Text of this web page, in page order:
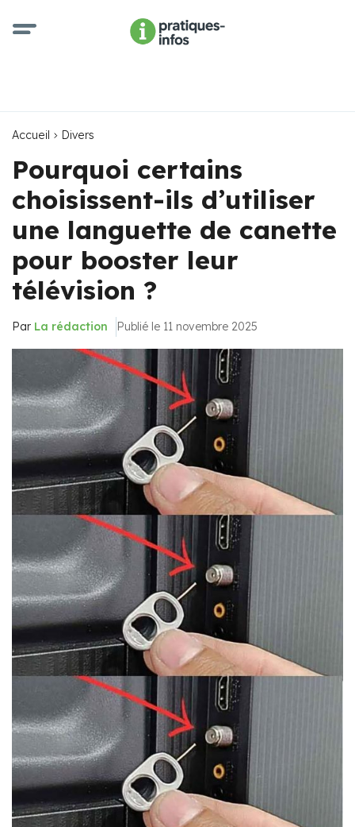
Accueil Divers
Pourquoi certains
choisissent-ils d’utiliser
une languette de canette
pour booster leur
télévision ?
Par La rédaction Publié le 11 novembre 2025